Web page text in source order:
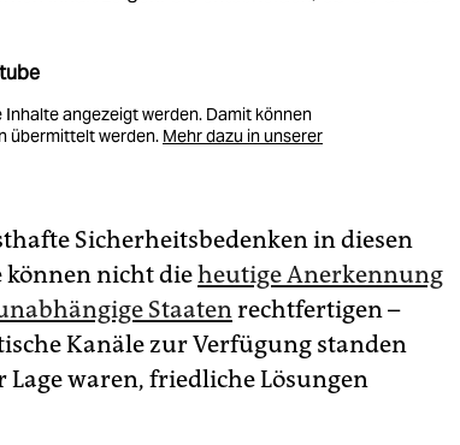
angezeigt werden. Damit können
übermittelt werden. Mehr dazu in unserer
Sicherheitsbedenken in diesen
können nicht dieheutige Anerkennung
Staaten rechtfertigen –
Kanäle zur Verfügung standen
waren, friedliche Lösungen